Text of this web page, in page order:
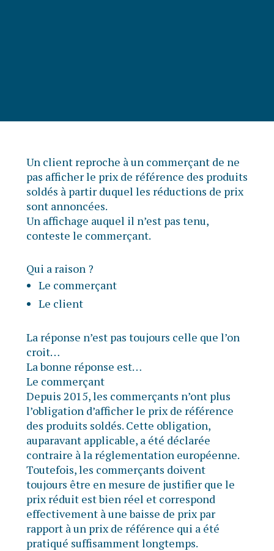
Un client reproche à un commerçant de ne
pas afficher le prix de référence des produits
soldés à partir duquel les réductions de prix
sont annoncées.
Un affichage auquel il n’est pas tenu,
conteste le commerçant.
Qui a raison ?
Le commerçant
Le client
La réponse n’est pas toujours celle que l’on
croit…
La bonne réponse est…
Le commerçant
Depuis 2015, les commerçants n’ont plus
l’obligation d’afficher le prix de référence
des produits soldés. Cette obligation,
auparavant applicable, a été déclarée
contraire à la réglementation européenne.
Toutefois, les commerçants doivent
toujours être en mesure de justifier que le
prix réduit est bien réel et correspond
effectivement à une baisse de prix par
rapport à un prix de référence qui a été
pratiqué suffisamment longtemps.